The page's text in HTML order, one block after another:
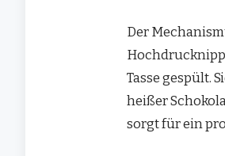
Der
Tasse gespült.
heißer
sorgt für ein